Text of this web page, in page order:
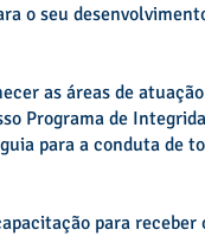
o seu
as áreas de
Programa de
para a conduta de
para receber